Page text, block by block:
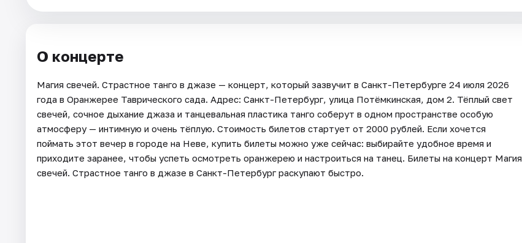
О концерте
Магия свечей. Страстное танго в джазе — концерт, который зазвучит в Санкт-Петербурге 24 июля 2026
года в Оранжерее Таврического сада. Адрес: Санкт-Петербург, улица Потёмкинская, дом 2. Тёплый свет
свечей, сочное дыхание джаза и танцевальная пластика танго соберут в одном пространстве особую
атмосферу — интимную и очень тёплую. Стоимость билетов стартует от 2000 рублей. Если хочется
поймать этот вечер в городе на Неве, купить билеты можно уже сейчас: выбирайте удобное время и
приходите заранее, чтобы успеть осмотреть оранжерею и настроиться на танец. Билеты на концерт Магия
свечей. Страстное танго в джазе в Санкт-Петербург раскупают быстро.